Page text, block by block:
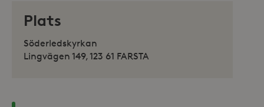
Plats
Söderledskyrkan
Lingvägen 149, 123 61 FARSTA